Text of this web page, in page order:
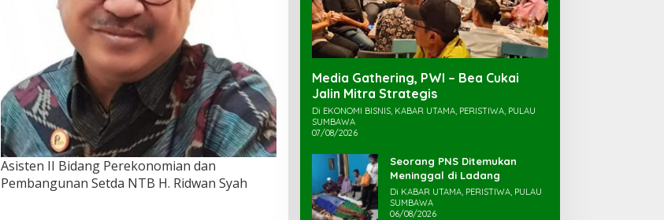
Asisten II Bidang Perekonomian dan
Pembangunan Setda NTB H. Ridwan Syah
Media Gathering, PWI – Bea Cukai
Jalin Mitra Strategis
Di EKONOMI BISNIS, KABAR UTAMA, PERISTIWA, PULAU
SUMBAWA
07/08/2026
Seorang PNS Ditemukan
Meninggal di Ladang
Di KABAR UTAMA, PERISTIWA, PULAU
SUMBAWA
06/08/2026